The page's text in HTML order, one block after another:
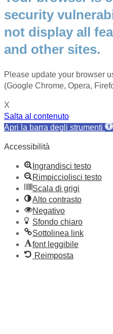
security
not display all
and other sites.
Please update your browser
(Google Chrome, Opera,
X
Salta al contenuto
Apri la barra degli strumenti
Accessibilità
Ingrandisci testo
Rimpicciolisci testo
Scala di grigi
Alto contrasto
Negativo
Sfondo chiaro
Sottolinea link
font leggibile
Reimposta